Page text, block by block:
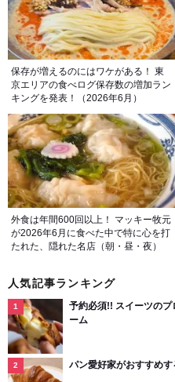
保存が増えるのにはワケがある！ 東
京エリアの食べログ保存数の増加ラン
キングを発表！（2026年6月）
外食は年間600回以上！ マッキー牧元
が2026年6月に食べた中で特に心を打
たれた、隠れた名店（朝・昼・夜）
人気記事ランキング
予約必須!! スイーツのプ
ーム
パン愛好家がおすすめ